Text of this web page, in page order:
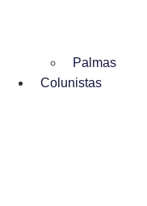
Palmas
Colunistas